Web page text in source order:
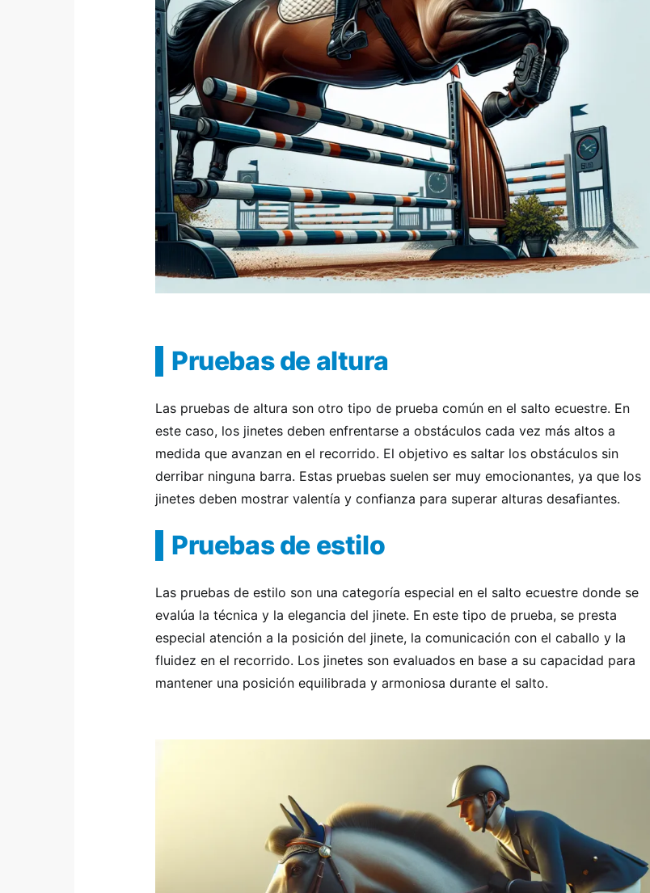
Pruebas de altura
Las pruebas de altura son otro tipo de prueba común en el salto ecuestre. En
este caso, los jinetes deben enfrentarse a obstáculos cada vez más altos a
medida que avanzan en el recorrido. El objetivo es saltar los obstáculos sin
derribar ninguna barra. Estas pruebas suelen ser muy emocionantes, ya que los
jinetes deben mostrar valentía y confianza para superar alturas desafiantes.
Pruebas de estilo
Las pruebas de estilo son una categoría especial en el salto ecuestre donde se
evalúa la técnica y la elegancia del jinete. En este tipo de prueba, se presta
especial atención a la posición del jinete, la comunicación con el caballo y la
fluidez en el recorrido. Los jinetes son evaluados en base a su capacidad para
mantener una posición equilibrada y armoniosa durante el salto.